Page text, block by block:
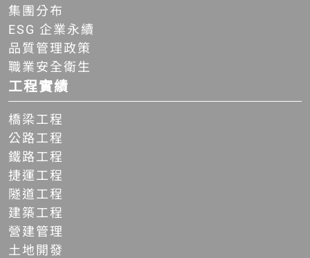
集團分布
ESG 企業永續
品質管理政策
職業安全衛生
工程實績
橋梁工程
公路工程
鐵路工程
捷運工程
隧道工程
建築工程
營建管理
土地開發